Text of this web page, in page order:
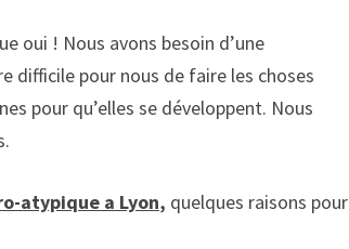
oui ! Nous avons besoin d’une
difficile pour nous de faire les choses
pour qu’elles se développent. Nous
atypique a Lyon, quelques raisons pour